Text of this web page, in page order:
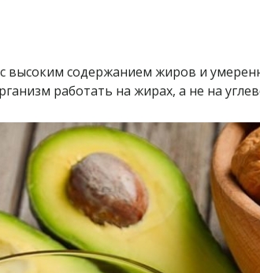
высоким содержанием жиров и
работать на жирах, а не на